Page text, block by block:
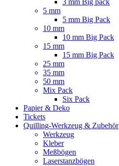
3 mm Big pack
5 mm
5 mm Big Pack
10 mm
10 mm Big Pack
15 mm
15 mm Big Pack
25 mm
35 mm
50 mm
Mix Pack
Six Pack
Papier & Deko
Tickets
Quilling-Werkzeug & Zubehör
Werkzeug
Kleber
Meßbögen
Laserstanzbögen